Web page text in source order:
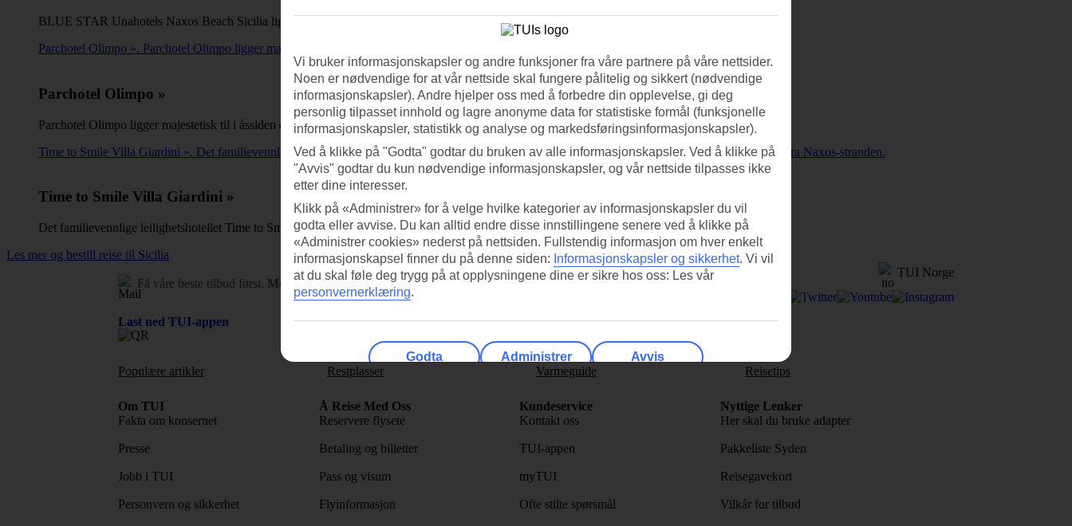
BLUE STAR Unahotels Naxos Beach Sicilia ligger ved Recanati-stranden i Giardini Naxos.
Parchotel Olimpo ». Parchotel Olimpo ligger majestetisk til i åssiden over Letojanni.
Parchotel Olimpo »
Parchotel Olimpo ligger majestetisk til i åssiden over Letojanni.
Time to Smile Villa Giardini ». Det familievennlige leilighetshotellet Time to Smile Villa Giardini ligger sentralt og attraktivt til, kun en kort spasertur fra Naxos-stranden.
Time to Smile Villa Giardini »
Det familievennlige leilighetshotellet Time to Smile Villa Giardini ligger sentralt og attraktivt til, kun en kort spasertur fra Naxos-stranden.
Les mer og bestill reise til Sicilia
Få våre beste tilbud først. Meld deg på nyhetsbrevet vårt>
TUI Norge
Last ned TUI-appen
Populære artikler Restplasser Varmeguide Reisetips
Om TUI
Fakta om konsernet
Presse
Jobb i TUI
Personvern og sikkerhet
Å Reise Med Oss
Reservere flysete
Betaling og billetter
Pass og visum
Flyinformasjon
Kundeservice
Kontakt oss
TUI-appen
myTUI
Ofte stilte spørsmål
Nyttige Lenker
Her skal du bruke adapter
Pakkeliste Syden
Reisegavekort
Vilkår for tilbud
Vi bruker informasjonskapsler og andre funksjoner fra våre partnere på våre nettsider.
Noen er nødvendige for at vår nettside skal fungere pålitelig og sikkert (nødvendige
informasjonskapsler). Andre hjelper oss med å forbedre din opplevelse, gi deg
personlig tilpasset innhold og lagre anonyme data for statistiske formål (funksjonelle
informasjonskapsler, statistikk og analyse og markedsføringsinformasjonskapsler).
Ved å klikke på "Godta" godtar du bruken av alle informasjonskapsler. Ved å klikke på
"Avvis" godtar du kun nødvendige informasjonskapsler, og vår nettside tilpasses ikke
etter dine interesser.
Klikk på «Administrer» for å velge hvilke kategorier av informasjonskapsler du vil
godta eller avvise. Du kan alltid endre disse innstillingene senere ved å klikke på
«Administrer cookies» nederst på nettsiden. Fullstendig informasjon om hver enkelt
informasjonskapsel finner du på denne siden: Informasjonskapsler og sikkerhet. Vi vil
at du skal føle deg trygg på at opplysningene dine er sikre hos oss: Les vår
personvernerklæring.
Godta Administrer Avvis